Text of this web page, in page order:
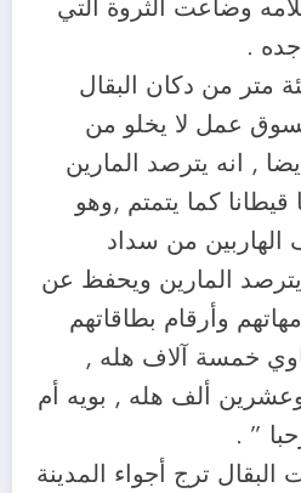
وضاعت الثروة التي
.
متر من دكان البقال
عمل لا يخلو من
, انه يترصد المارين
قيطانا كما يتمتم ,وهو
من سداد
يترصد المارين ويحفظ عن
وأرقام بطاقاتهم
خمسة آلاف هله ,
ألف هله , بويه أم
” .
ترج أجواء المدينة